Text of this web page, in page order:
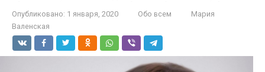
Опубликовано: 1 января, 2020 Обо всем
Мария
Валенская